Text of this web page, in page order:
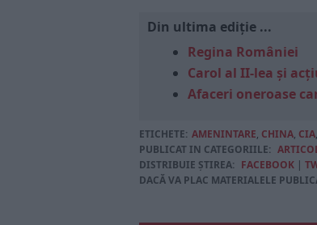
Din ultima ediție ...
Regina României
Carol al II-lea și
Afaceri oneroase
ETICHETE: AMENINTARE, CHINA, CIA,
PUBLICAT IN CATEGORIILE:
DISTRIBUIE ȘTIREA: FACEBOOK |
DACĂ VA PLAC MATERIALELE